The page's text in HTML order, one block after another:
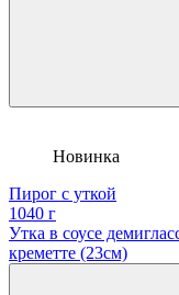
Новинка
Пирог с уткой
1040 г
Утка в соусе
креметте (23см)